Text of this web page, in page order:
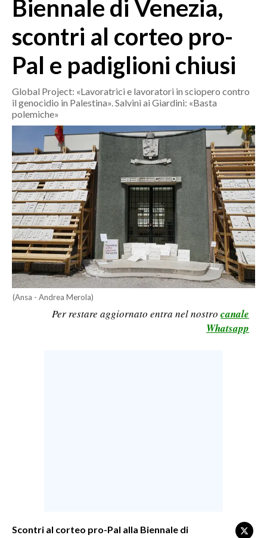
MEDIO CAMPIDANO
SASSARI E PROVINCIA
GALLURA
NUORO E PROVINCIA
OGLIASTRA
AGENDA
CRONACA
ITALIA
MONDO
POLITICA
ECONOMIA
SERVIZI ALLE IMPRESE
LAVORO
BANDI
CULTURA
Biennale di Venezia,
scontri al corteo pro-
Pal e padiglioni chiusi
Global Project: «Lavoratrici e lavoratori in sciopero contro
il genocidio in Palestina». Salvini ai Giardini: «Basta
polemiche»
(Ansa - Andrea Merola)
Per restare aggiornato entra nel nostro canale
Whatsapp
Scontri al corteo pro-Pal alla Biennale di